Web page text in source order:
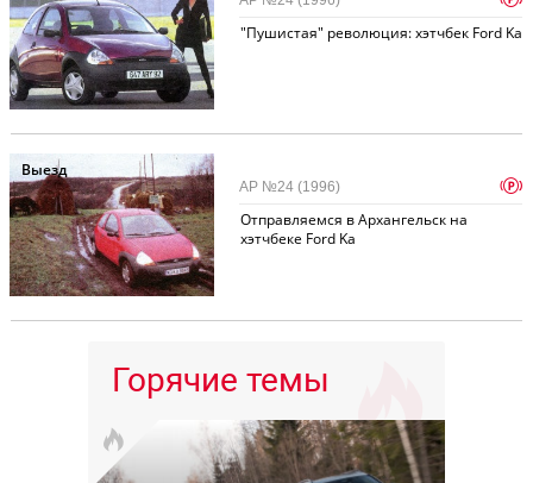
"Пушистая" революция: хэтчбек Ford Ka
Выезд
Отправляемся в Архангельск на
хэтчбеке Ford Ka
АР №24 (1996) p
Горячие темы